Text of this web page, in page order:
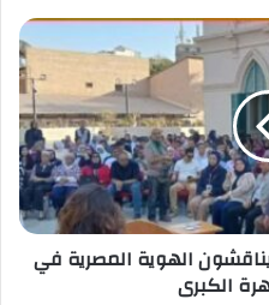
الهوية المصرية في
الكبرى